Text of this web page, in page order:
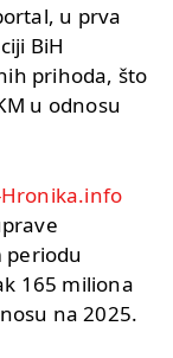
u prva
BiH
prihoda, što
u odnosu
periodu
165 miliona
na 2025.